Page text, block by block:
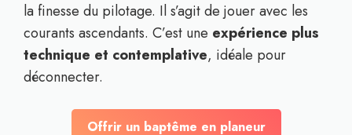
la finesse du pilotage. Il s’agit de jouer avec les
courants ascendants. C’est une expérience plus
technique et contemplative, idéale pour
déconnecter.
Offrir un baptême en planeur